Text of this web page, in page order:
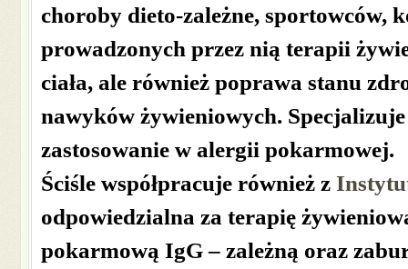
choroby dieto-zależne, sportowców,
prowadzonych przez nią terapii
ciała, ale również poprawa stanu
nawyków żywieniowych.
zastosowanie w alergii pokarmowej.
Ściśle współpracuje również z
odpowiedzialna za terapię
pokarmową IgG – zależną oraz